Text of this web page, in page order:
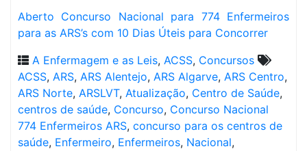
Aberto Concurso Nacional para 774 Enfermeiros
para as ARS’s com 10 Dias Úteis para Concorrer
A Enfermagem e as Leis, ACSS, Concursos
ACSS, ARS, ARS Alentejo, ARS Algarve, ARS Centro,
ARS Norte, ARSLVT, Atualização, Centro de Saúde,
centros de saúde, Concurso, Concurso Nacional
774 Enfermeiros ARS, concurso para os centros de
saúde, Enfermeiro, Enfermeiros, Nacional,